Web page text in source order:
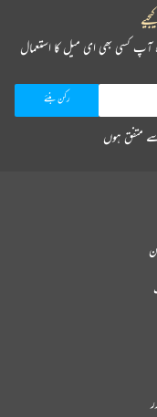
آپ کسی بھی ای میل کا استعمال
متفق ہوں